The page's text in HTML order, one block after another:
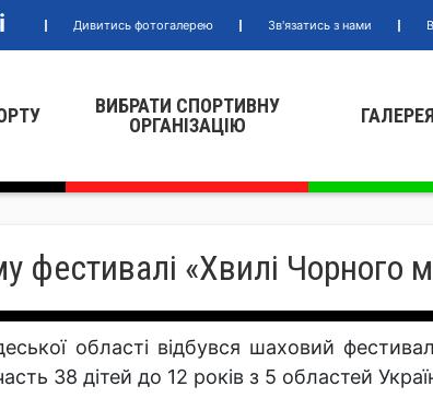
Дивитись фотогалерею Зв'язатись з нами
ВИБРАТИ СПОРТИВНУ
ОРГАНIЗАЦIЮ
фестивалі «Хвилі Чорного
області відбувся шаховий
38 дітей до 12 років з 5 областей